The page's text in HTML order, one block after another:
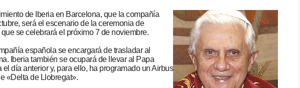
de Iberia en Barcelona, que la compañía
será el escenario de la ceremonia de
se celebrará el próximo 7 de noviembre.
española se encargará de trasladar al
Iberia también se ocupará de llevar al Papa
día anterior y, para ello, ha programado un Airbus
«Delta de Llobregat».